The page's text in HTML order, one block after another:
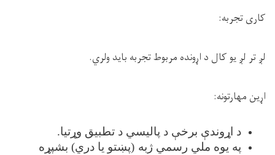
کاری تجربه:
لږ تر لږ یو کال د اړونده مربوط تجربه باید ولري.
اړین مهارتونه:
د اړوندې برخې د پالیسي د تطبیق وړتیا.
په یوه ملي رسمي ژبه (پښتو یا دري) بشپړه